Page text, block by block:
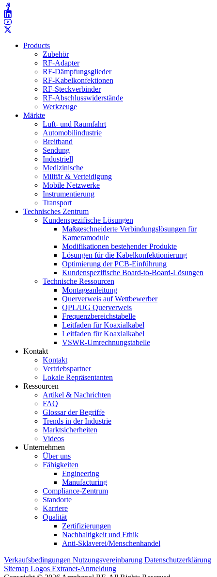
Products
Zubehör
RF-Adapter
RF-Dämpfungsglieder
RF-Kabelkonfektionen
RF-Steckverbinder
RF-Abschlusswiderstände
Werkzeuge
Märkte
Luft- und Raumfahrt
Automobilindustrie
Breitband
Sendung
Industriell
Medizinische
Militär & Verteidigung
Mobile Netzwerke
Instrumentierung
Transport
Technisches Zentrum
Kundenspezifische Lösungen
Maßgeschneiderte Verbindungslösungen für
Kameramodule
Modifikationen bestehender Produkte
Lösungen für die Kabelkonfektionierung
Optimierung der PCB-Einführung
Kundenspezifische Board-to-Board-Lösungen
Technische Ressourcen
Montageanleitung
Querverweis auf Wettbewerber
QPL/UG Querverweis
Frequenzbereichstabelle
Leitfaden für Koaxialkabel
Leitfaden für Koaxialkabel
VSWR-Umrechnungstabelle
Kontakt
Kontakt
Vertriebspartner
Lokale Repräsentanten
Ressourcen
Artikel & Nachrichten
FAQ
Glossar der Begriffe
Trends in der Industrie
Marktsicherheiten
Videos
Unternehmen
Über uns
Fähigkeiten
Engineering
Manufacturing
Compliance-Zentrum
Standorte
Karriere
Qualität
Zertifizierungen
Nachhaltigkeit und Ethik
Anti-Sklaverei/Menschenhandel
Verkaufsbedingungen Nutzungsvereinbarung Datenschutzerklärung
Sitemap Logos Extranet-Anmeldung